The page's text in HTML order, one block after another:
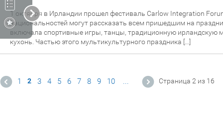
1 октября в Ирландии прошел фестиваль Carlow Integration
национальностей могут рассказать всем пришедшим на
включала спортивные игры, танцы, традиционную ирландскую
кухонь. Частью этого мультикультурного праздника […]
Страница 2 из 16
1 2 3 4 5 6 7 8 9 10